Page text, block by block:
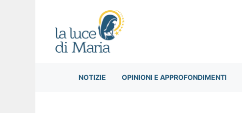
NOTIZIE OPINIONI E APPROFONDIMENTI